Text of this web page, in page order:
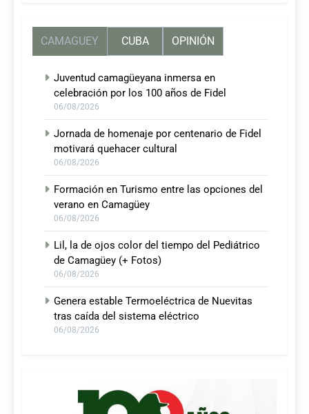
CAMAGUEY CUBA OPINIÓN
Juventud camagüeyana inmersa en
celebración por los 100 años de Fidel
06/08/2026
Jornada de homenaje por centenario de Fidel
motivará quehacer cultural
06/08/2026
Formación en Turismo entre las opciones del
verano en Camagüey
06/08/2026
Lil, la de ojos color del tiempo del Pediátrico
de Camagüey (+ Fotos)
06/08/2026
Genera estable Termoeléctrica de Nuevitas
tras caída del sistema eléctrico
06/08/2026